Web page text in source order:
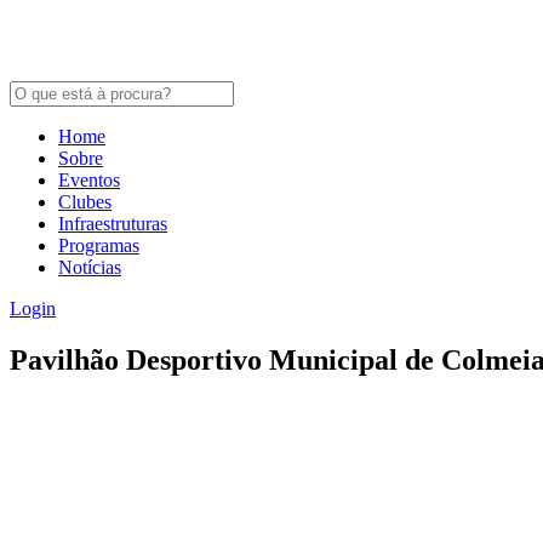
Home
Sobre
Eventos
Clubes
Infraestruturas
Programas
Notícias
Login
Pavilhão Desportivo Municipal de